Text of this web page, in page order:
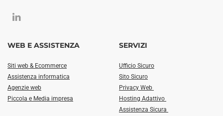
WEB E ASSISTENZA
Siti web & Ecommerce
Assistenza informatica
Agenzie web
Piccola e Media impresa
SERVIZI
Ufficio Sicuro
Sito Sicuro
Privacy Web
Hosting Adattivo
Assistenza Sicura